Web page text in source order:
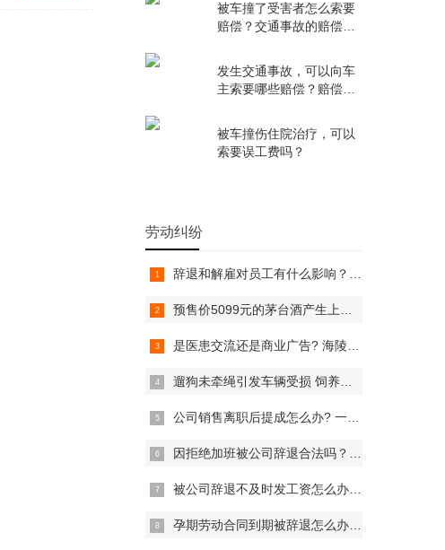
被车撞了受害者怎么索要
赔偿？交通事故的赔偿标
发生交通事故，可以向车
主索要哪些赔偿？赔偿项
被车撞伤住院治疗，可以
索要误工费吗？
劳动纠纷
辞退和解雇对员工有什么影响？ 一文带你了解
预售价5099元的茅台酒产生上亿元订单 商家起诉撤销买卖合同
是医患交流还是商业广告? 海陵区检察院提醒虚假宣传莫轻信
遛狗未牵绳引发车辆受损 饲养人承担责任被判赔1032元
公司销售离职后提成怎么办? 一文带你了解
因拒绝加班被公司辞退合法吗？ 一文带你了解一下
被公司辞退不及时发工资怎么办？ 一文带你了解
孕期劳动合同到期被辞退怎么办？ 孕期劳动合同到期被辞退该这样做